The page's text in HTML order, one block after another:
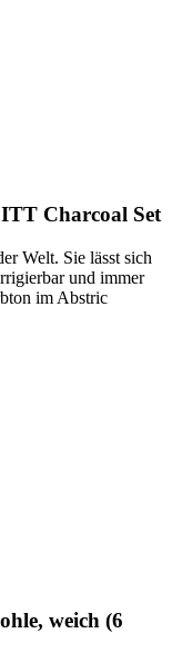
Charcoal Set
Welt. Sie lässt sich
und immer
im Abstric
weich (6